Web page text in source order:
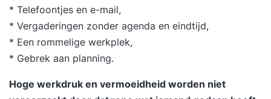
* Telefoontjes en e-mail,
* Vergaderingen zonder agenda en eindtijd,
* Een rommelige werkplek,
* Gebrek aan planning.
Hoge werkdruk en vermoeidheid worden niet